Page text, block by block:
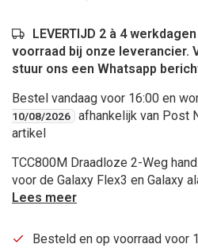
LEVERTIJD 2 à 4
voorraad bij onze leverancier.
stuur ons een Whatsapp
Bestel vandaag voor 16:00 en
10/08/2026
afhankelijk van Post
artikel
TCC800M Draadloze 2-Weg
voor de Galaxy Flex3 en Galaxy
Lees meer
Besteld en op voorraad voor